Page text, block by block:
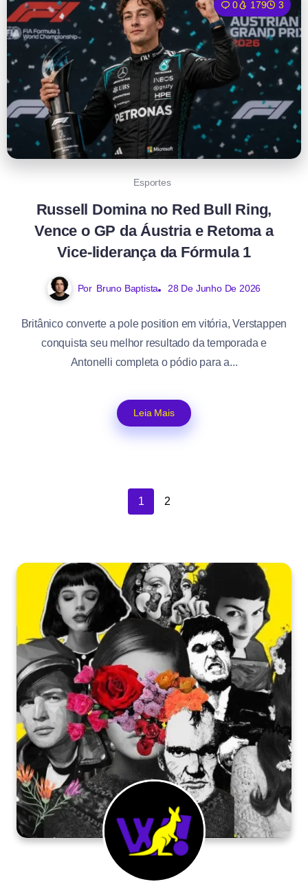
0 179 3
Esportes
Russell Domina no Red Bull Ring,
Vence o GP da Áustria e Retoma a
Vice-liderança da Fórmula 1
Por Bruno Baptista 28 De Junho De 2026
Britânico converte a pole position em vitória, Verstappen
conquista seu melhor resultado da temporada e
Antonelli completa o pódio para a...
Leia Mais
1 2